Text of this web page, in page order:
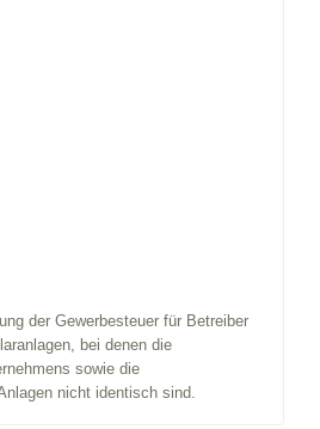
der Gewerbesteuer für Betreiber
bei denen die
sowie die
nicht identisch sind.